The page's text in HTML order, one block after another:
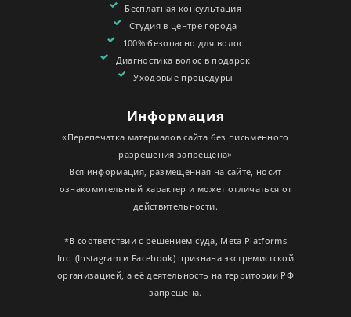
Бесплатная консультация
Студия в центре города
100% безопасно для волос
Диагностика волос в подарок
Уходовые процедуры
Информация
«Перепечатка материалов сайта без письменного
разрешения запрещена»
Вся информация, размещённая на сайте, носит
ознакомительный характер и может отличаться от
действительности.
*В соответствии с решением суда, Meta Platforms
Inc. (Instagram и Facebook) признана экстремистской
организацией, а её деятельность на территории РФ
запрещена.